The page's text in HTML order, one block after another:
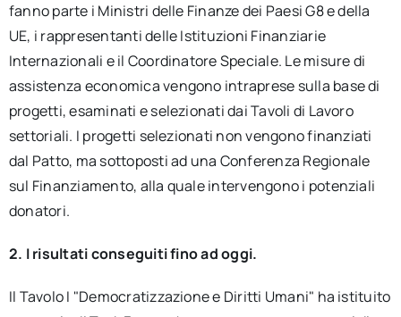
fanno parte i Ministri delle Finanze dei Paesi G8 e della
UE, i rappresentanti delle Istituzioni Finanziarie
Internazionali e il Coordinatore Speciale. Le misure di
assistenza economica vengono intraprese sulla base di
progetti, esaminati e selezionati dai Tavoli di Lavoro
settoriali. I progetti selezionati non vengono finanziati
dal Patto, ma sottoposti ad una Conferenza Regionale
sul Finanziamento, alla quale intervengono i potenziali
donatori.
2. I risultati conseguiti fino ad oggi.
Il Tavolo I "Democratizzazione e Diritti Umani" ha istituito